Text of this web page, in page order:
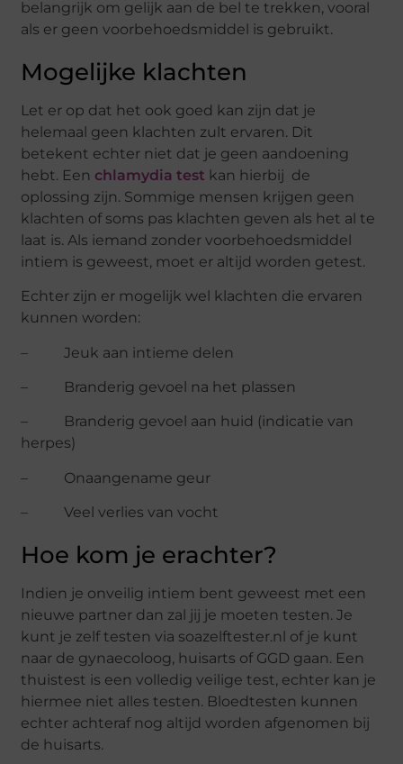
belangrijk om gelijk aan de bel te trekken, vooral
als er geen voorbehoedsmiddel is gebruikt.
Mogelijke klachten
Let er op dat het ook goed kan zijn dat je
helemaal geen klachten zult ervaren. Dit
betekent echter niet dat je geen aandoening
hebt. Een chlamydia test kan hierbij de
oplossing zijn. Sommige mensen krijgen geen
klachten of soms pas klachten geven als het al te
laat is. Als iemand zonder voorbehoedsmiddel
intiem is geweest, moet er altijd worden getest.
Echter zijn er mogelijk wel klachten die ervaren
kunnen worden:
– Jeuk aan intieme delen
– Branderig gevoel na het plassen
– Branderig gevoel aan huid (indicatie van
herpes)
– Onaangename geur
– Veel verlies van vocht
Hoe kom je erachter?
Indien je onveilig intiem bent geweest met een
nieuwe partner dan zal jij je moeten testen. Je
kunt je zelf testen via soazelftester.nl of je kunt
naar de gynaecoloog, huisarts of GGD gaan. Een
thuistest is een volledig veilige test, echter kan je
hiermee niet alles testen. Bloedtesten kunnen
echter achteraf nog altijd worden afgenomen bij
de huisarts.